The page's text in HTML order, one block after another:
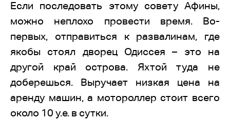
Если последовать этому совету Афины,
можно неплохо провести время. Во-
первых, отправиться к развалинам, где
якобы стоял дворец Одиссея – это на
другой край острова. Яхтой туда не
доберешься. Выручает низкая цена на
аренду машин, а мотороллер стоит всего
около 10 у.е. в сутки.